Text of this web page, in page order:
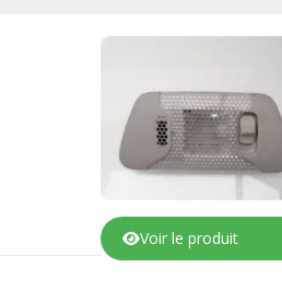
Voir le produit